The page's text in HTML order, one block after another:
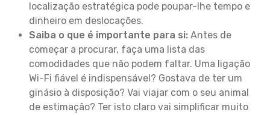
localização estratégica pode poupar-lhe tempo e
dinheiro em deslocações.
Saiba o que é importante para si: Antes de
começar a procurar, faça uma lista das
comodidades que não podem faltar. Uma ligação
Wi-Fi fiável é indispensável? Gostava de ter um
ginásio à disposição? Vai viajar com o seu animal
de estimação? Ter isto claro vai simplificar muito